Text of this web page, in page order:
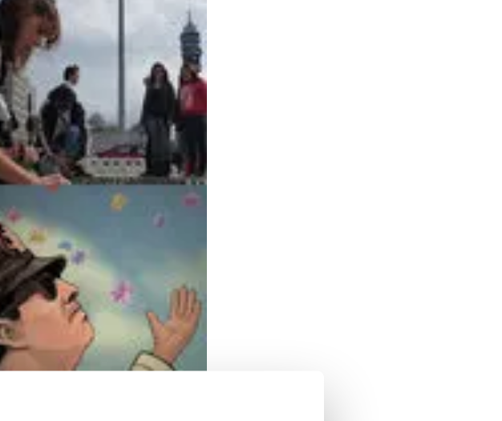
Stockholm Mälardalen